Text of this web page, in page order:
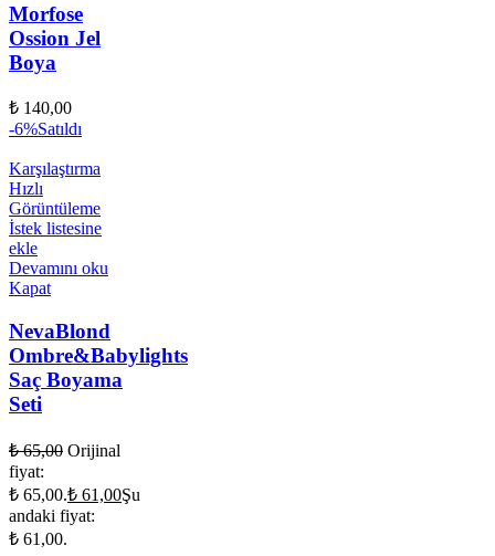
Morfose
Ossion Jel
Boya
₺ 140,00
-6%Satıldı
Karşılaştırma
Hızlı
Görüntüleme
İstek listesine
ekle
Devamını oku
Kapat
NevaBlond
Ombre&Babylights
Saç Boyama
Seti
₺65,00 Orijinal
fiyat:
₺ 65,00.₺ 61,00Şu
andaki fiyat:
₺ 61,00.